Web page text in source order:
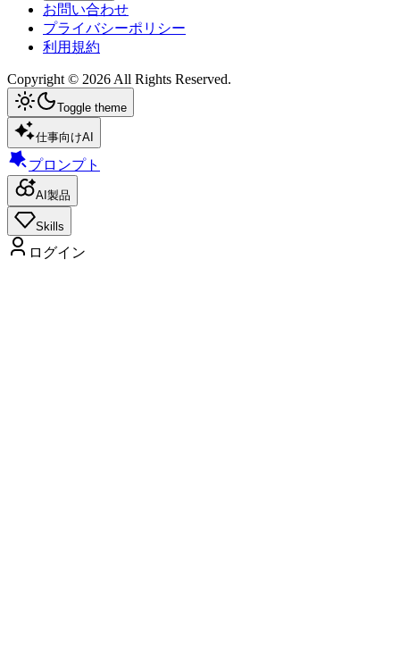
お問い合わせ
プライバシーポリシー
利用規約
Copyright © 2026 All Rights Reserved.
Toggle theme
仕事向けAI
プロンプト
AI製品
Skills
ログイン